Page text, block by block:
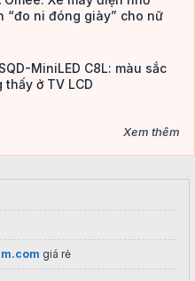
“đo ni đóng giày” cho nữ
MiniLED C8L: màu sắc
ở TV LCD
Xem thêm
giá rẻ